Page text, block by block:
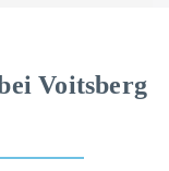
Voitsberg